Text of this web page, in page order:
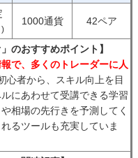
1000通貨 42ペア
のおすすめポイント】
で、多くのトレーダーに人
心者から、スキル向上を目
にあわせて受講できる学習
相場の先行きを予測してく
るツールも充実していま